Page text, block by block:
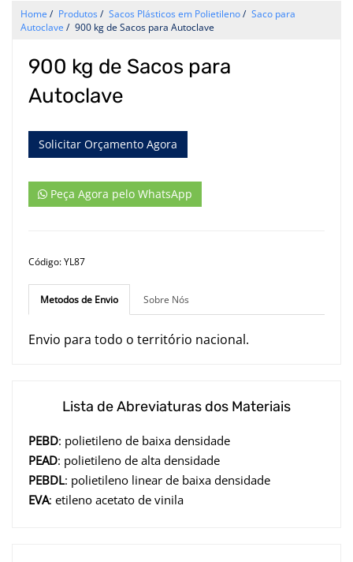
Home / Produtos/ Sacos Plásticos em Polietileno/ Saco para
Autoclave / 900 kg de Sacos para Autoclave
900 kg de Sacos para
Autoclave
Solicitar Orçamento Agora
Peça Agora pelo WhatsApp
Código: YL87
Metodos de Envio Sobre Nós
Envio para todo o território nacional.
Lista de Abreviaturas dos Materiais
PEBD: polietileno de baixa densidade
PEAD: polietileno de alta densidade
PEBDL: polietileno linear de baixa densidade
EVA: etileno acetato de vinila